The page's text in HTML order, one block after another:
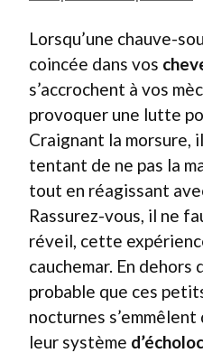
Lorsqu’une chauve-
coincée dans vos
s’accrochent à vos
provoquer une lutte
Craignant la morsure,
tentant de ne pas la
tout en réagissant
Rassurez-vous, il ne
réveil, cette
cauchemar. En dehors
probable que ces
nocturnes
leur système